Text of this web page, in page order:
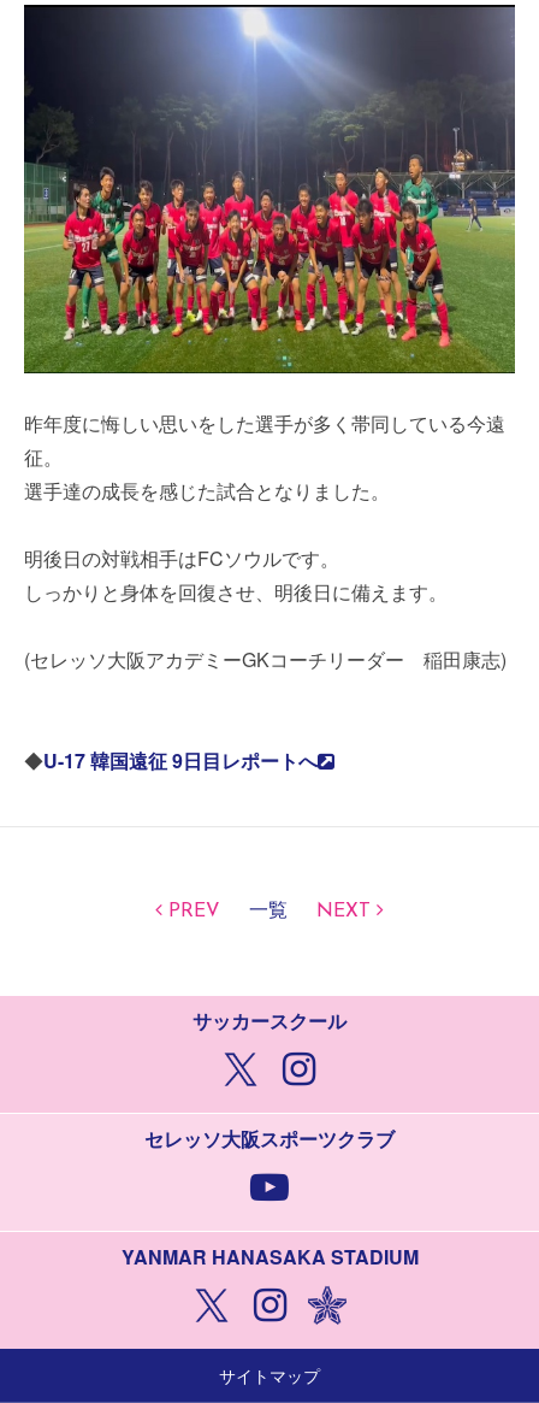
昨年度に悔しい思いをした選手が多く帯同している今遠
征。
選手達の成長を感じた試合となりました。
明後日の対戦相手はFCソウルです。
しっかりと身体を回復させ、明後日に備えます。
(セレッソ大阪アカデミーGKコーチリーダー 稲田康志)
◆U-17 韓国遠征 9日目レポートへ
PREV 一覧 NEXT
サッカースクール
セレッソ大阪スポーツクラブ
YANMAR HANASAKA STADIUM
サイトマップ